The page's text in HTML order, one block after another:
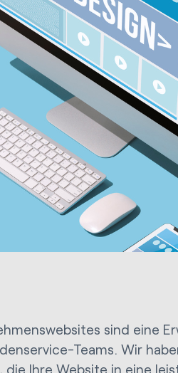
sind eine
Teams. Wir
die Ihre Website in eine